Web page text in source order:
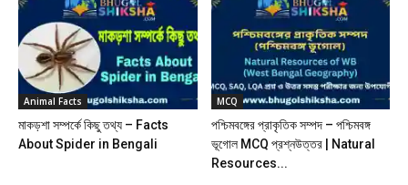
Animal Facts
মাকড়শা সম্পর্কে কিছু তথ্য – Facts
About Spider in Bengali
MCQ
পশ্চিমবঙ্গের প্রাকৃতিক সম্পদ – পশ্চিমবঙ্গ
ভূগোল MCQ প্রশ্নউত্তর | Natural
Resources...